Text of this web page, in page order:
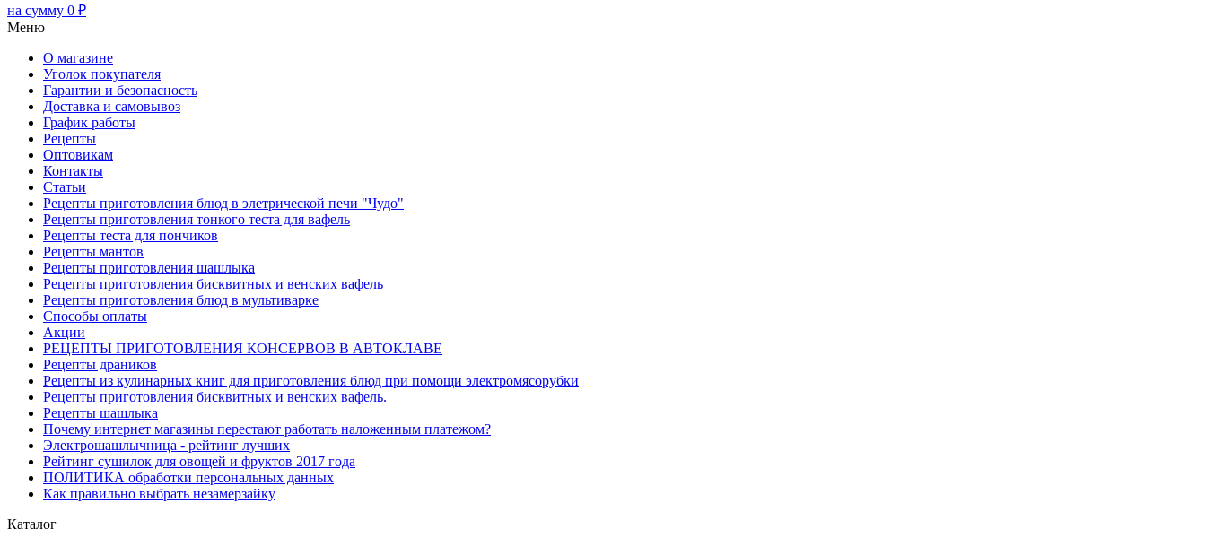
на сумму 0 ₽
Меню
О магазине
Уголок покупателя
Гарантии и безопасность
Доставка и самовывоз
График работы
Рецепты
Оптовикам
Контакты
Статьи
Рецепты приготовления блюд в элетрической печи "Чудо"
Рецепты приготовления тонкого теста для вафель
Рецепты теста для пончиков
Рецепты мантов
Рецепты приготовления шашлыка
Рецепты приготовления бисквитных и венских вафель
Рецепты приготовления блюд в мультиварке
Способы оплаты
Акции
РЕЦЕПТЫ ПРИГОТОВЛЕНИЯ КОНСЕРВОВ В АВТОКЛАВЕ
Рецепты драников
Рецепты из кулинарных книг для приготовления блюд при помощи электромясорубки
Рецепты приготовления бисквитных и венских вафель.
Рецепты шашлыка
Почему интернет магазины перестают работать наложенным платежом?
Электрошашлычница - рейтинг лучших
Рейтинг сушилок для овощей и фруктов 2017 года
ПОЛИТИКА обработки персональных данных
Как правильно выбрать незамерзайку
Каталог